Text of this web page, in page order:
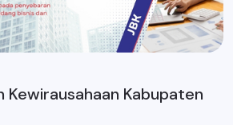
Kewirausahaan Kabupaten